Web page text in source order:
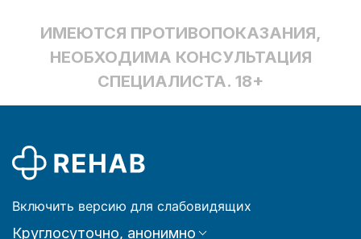
ИМЕЮТСЯ ПРОТИВОПОКАЗАНИЯ,
НЕОБХОДИМА КОНСУЛЬТАЦИЯ
СПЕЦИАЛИСТА. 18+
Включить версию для слабовидящих
Круглосуточно, анонимно